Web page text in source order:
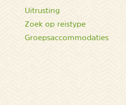
Uitrusting
Zoek op reistype
Groepsaccommodaties